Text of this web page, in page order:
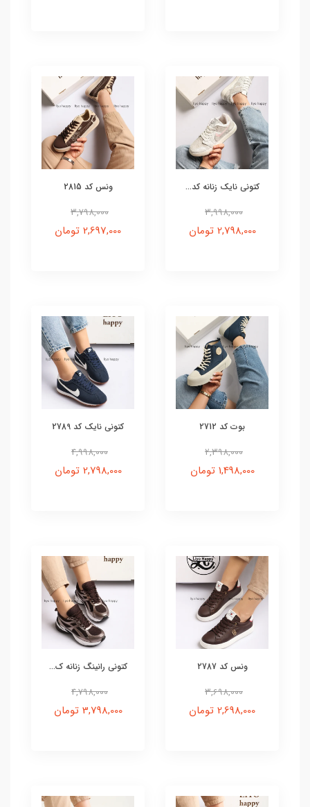
کتونی نایک زنانه کد...
3,998,000
2,798,000 تومان
ونس کد 2815
3,798,000
2,697,000 تومان
بوت کد 2712
2,398,000
1,498,000 تومان
کتونی نایک کد 2789
4,998,000
2,798,000 تومان
ونس کد 2787
3,698,000
2,698,000 تومان
کتونی رانینگ زنانه ک...
4,798,000
3,798,000 تومان